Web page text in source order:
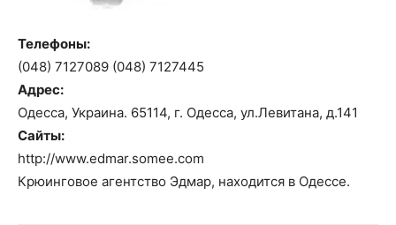
Телефоны:
(048) 7127089 (048) 7127445
Адрес:
Одесса, Украина. 65114, г. Одесса, ул.Левитана, д.141
Сайты:
http://www.edmar.somee.com
Крюинговое агентство Эдмар, находится в Одессе.